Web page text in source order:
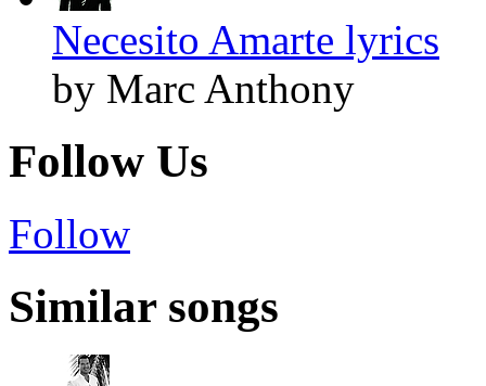
Necesito Amarte lyrics
by Marc Anthony
Follow Us
Follow
Similar songs